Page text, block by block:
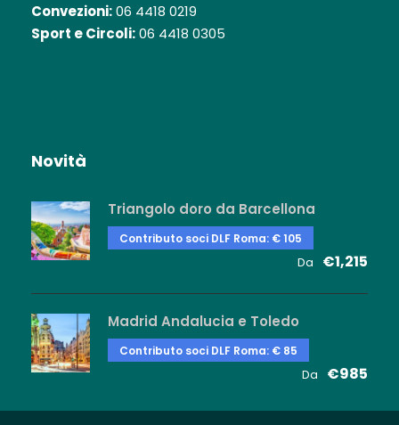
Convezioni:06 4418 0219
Sport e Circoli:06 4418 0305
Novità
Triangolo doro da Barcellona
Contributo soci DLF Roma: € 105
Da €1,215
Madrid Andalucia e Toledo
Contributo soci DLF Roma: € 85
Da €985